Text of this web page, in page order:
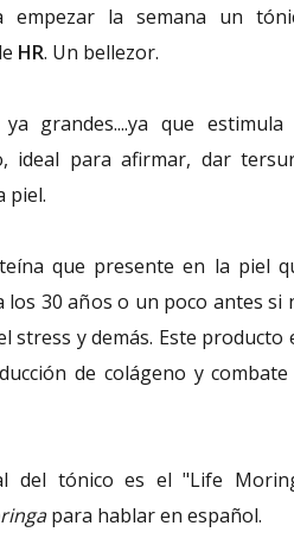
empezar la semana un
HR. Un bellezor.
grandes....ya que estimula
ideal para afirmar, dar
piel.
que presente en la piel
los 30 años o un poco antes si
stress y demás. Este producto
de colágeno y
del tónico es el "Life
para hablar en español.